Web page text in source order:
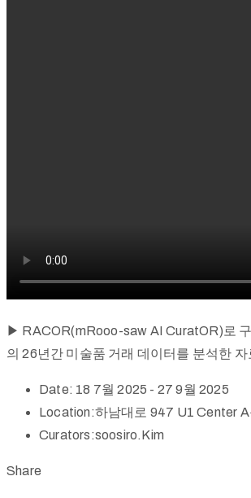
▶ RACOR(mRooo-saw AI CuratOR)로
의 26년간 미술품 거래 데이터를 분석한
Date: 18 7월 2025 - 27 9월 2025
Location:하남대로 947 U1 Center
Curators:soosiro.Kim
Share